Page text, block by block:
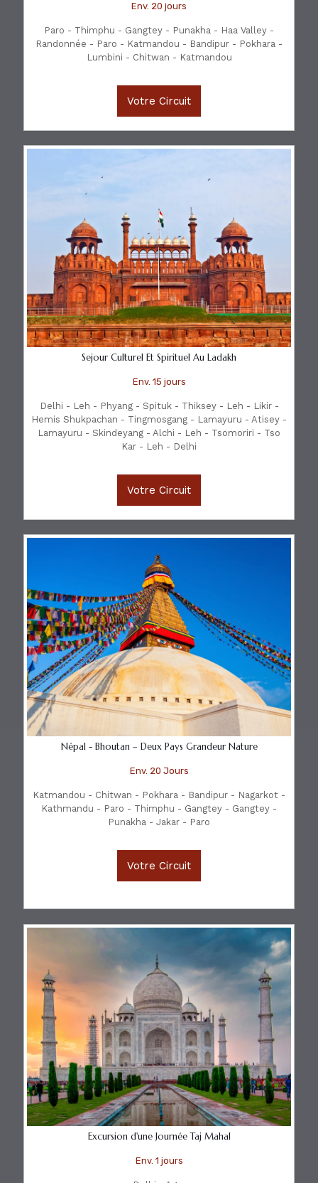
Env. 20 jours
Paro - Thimphu - Gangtey - Punakha - Haa Valley -
Randonnée - Paro - Katmandou - Bandipur - Pokhara -
Lumbini - Chitwan - Katmandou
Votre Circuit
Sejour Culturel Et Spirituel Au Ladakh
Env. 15 jours
Delhi - Leh - Phyang - Spituk - Thiksey - Leh - Likir -
Hemis Shukpachan - Tingmosgang - Lamayuru - Atisey -
Lamayuru - Skindeyang - Alchi - Leh - Tsomoriri - Tso
Kar - Leh - Delhi
Votre Circuit
Népal - Bhoutan – Deux Pays Grandeur Nature
Env. 20 Jours
Katmandou - Chitwan - Pokhara - Bandipur - Nagarkot -
Kathmandu - Paro - Thimphu - Gangtey - Gangtey -
Punakha - Jakar - Paro
Votre Circuit
Excursion d'une Journée Taj Mahal
Env. 1 jours